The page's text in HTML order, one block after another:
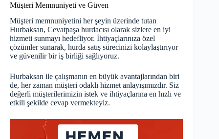
Müşteri Memnuniyeti ve Güven
Müşteri memnuniyetini her şeyin üzerinde tutan
Hurbaksan, Cevatpaşa hurdacısı olarak sizlere en iyi
hizmeti sunmayı hedefliyor. İhtiyaçlarınıza özel
çözümler sunarak, hurda satış sürecinizi kolaylaştırıyor
ve güvenilir bir iş birliği sağlıyoruz.
Hurbaksan ile çalışmanın en büyük avantajlarından biri
de, her zaman müşteri odaklı hizmet anlayışımızdır. Siz
değerli müşterilerimizin istek ve ihtiyaçlarına en hızlı ve
etkili şekilde cevap vermekteyiz.